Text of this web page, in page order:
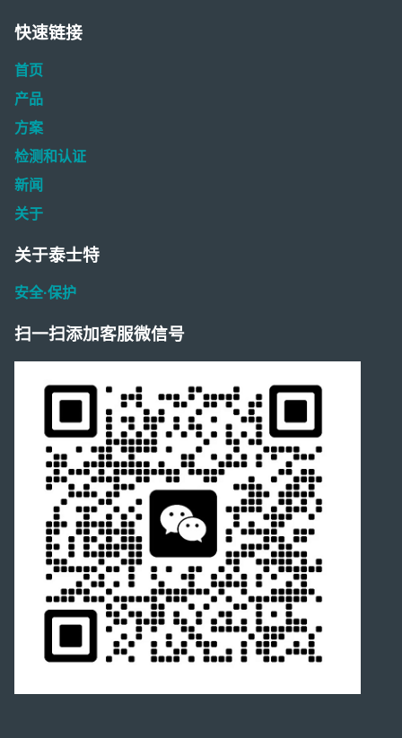
快速链接
首页
产品
方案
检测和认证
新闻
关于
关于泰士特
安全·保护
扫一扫添加客服微信号